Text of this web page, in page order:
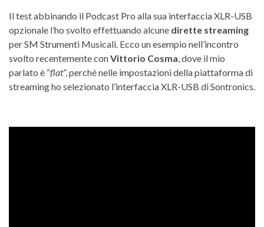
Il test abbinando il Podcast Pro alla sua interfaccia XLR-USB
opzionale l’ho svolto effettuando alcune dirette streaming
per SM Strumenti Musicali. Ecco un esempio nell’incontro
svolto recentemente conVittorio Cosma, dove il mio
parlato è “flat”, perché nelle impostazioni della piattaforma di
streaming ho selezionato l’interfaccia XLR-USB di Sontronics.